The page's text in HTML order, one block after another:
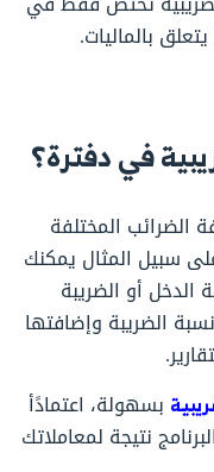
بالماليات.
في دفترة؟
الضرائب المختلفة
سبيل المثال يمكنك
الدخل أو الضريبة
الضريبة وإضافتها
بسهولة، اعتمادًأ
نتيجة لمعاملاتك